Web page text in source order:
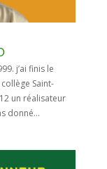
j’ai finis le
Saint-
un réalisateur
donné...